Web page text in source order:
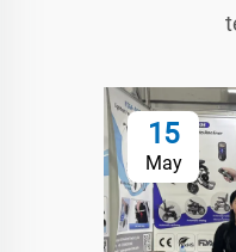
15
May